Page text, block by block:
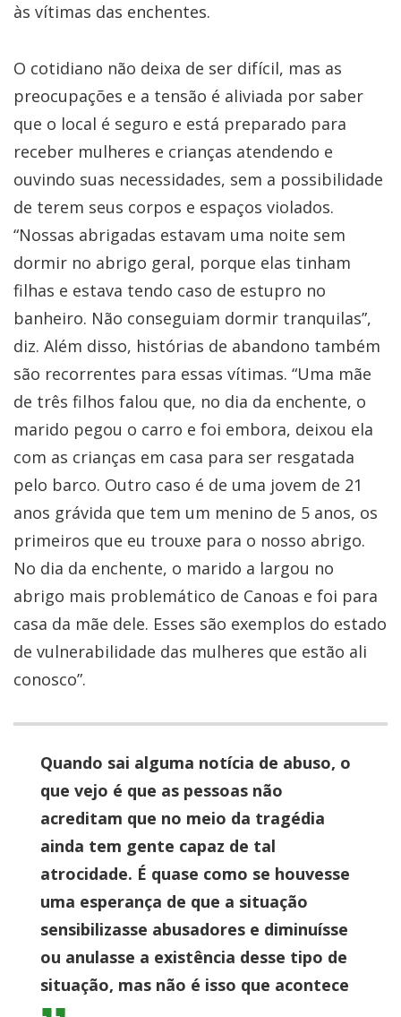
às vítimas das enchentes.
O cotidiano não deixa de ser difícil, mas as
preocupações e a tensão é aliviada por saber
que o local é seguro e está preparado para
receber mulheres e crianças atendendo e
ouvindo suas necessidades, sem a possibilidade
de terem seus corpos e espaços violados.
“Nossas abrigadas estavam uma noite sem
dormir no abrigo geral, porque elas tinham
filhas e estava tendo caso de estupro no
banheiro. Não conseguiam dormir tranquilas”,
diz. Além disso, histórias de abandono também
são recorrentes para essas vítimas. “Uma mãe
de três filhos falou que, no dia da enchente, o
marido pegou o carro e foi embora, deixou ela
com as crianças em casa para ser resgatada
pelo barco. Outro caso é de uma jovem de 21
anos grávida que tem um menino de 5 anos, os
primeiros que eu trouxe para o nosso abrigo.
No dia da enchente, o marido a largou no
abrigo mais problemático de Canoas e foi para
casa da mãe dele. Esses são exemplos do estado
de vulnerabilidade das mulheres que estão ali
conosco”.
Quando sai alguma notícia de abuso, o
que vejo é que as pessoas não
acreditam que no meio da tragédia
ainda tem gente capaz de tal
atrocidade. É quase como se houvesse
uma esperança de que a situação
sensibilizasse abusadores e diminuísse
ou anulasse a existência desse tipo de
situação, mas não é isso que acontece